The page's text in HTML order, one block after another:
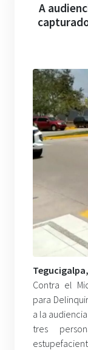
A
Contra el
para
a la
tres